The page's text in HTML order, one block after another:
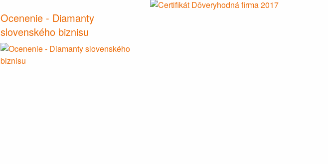
Ocenenie - Diamanty
slovenského biznisu